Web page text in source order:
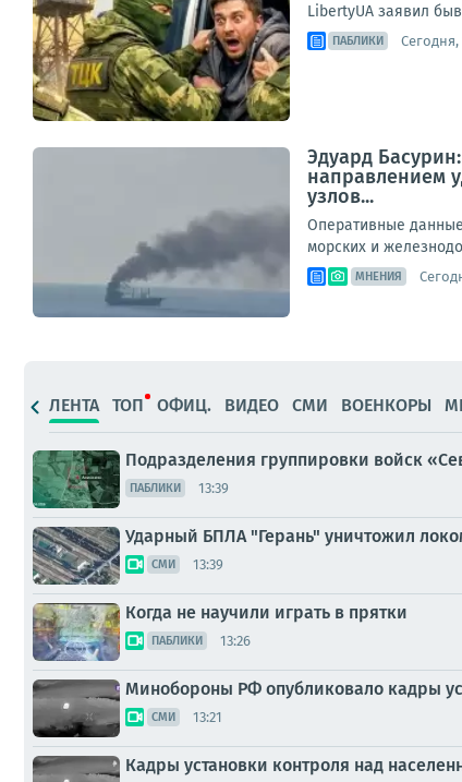
LibertyUA заявил
ПАБЛИКИ Сегодня,
Эдуард
направлением
узлов...
Оперативные
морских и
МНЕНИЯ
ЛЕНТА ТОП ОФИЦ. ВИДЕО СМИ ВОЕНКОРЫ
Подразделения группировки войск
ПАБЛИКИ 13:39
Ударный БПЛА "Герань" уничтожил
СМИ 13:39
Когда не научили играть в прятки
ПАБЛИКИ 13:26
Минобороны РФ опубликовало кадры
СМИ 13:21
Кадры установки контроля над